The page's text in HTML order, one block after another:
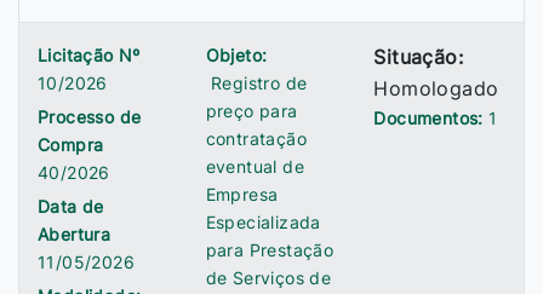
Licitação Nº
10/2026
Processo de
Compra
40/2026
Data de
Abertura
11/05/2026
Objeto:
Registro de
preço para
contratação
eventual de
Empresa
Especializada
para Prestação
de Serviços de
Situação:
Homologado
Documentos: 1